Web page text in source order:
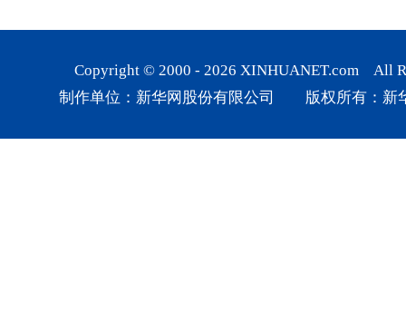
Copyright © 2000 - 2026 XINHUANET.com All
制作单位：新华网股份有限公司 版权所有：新